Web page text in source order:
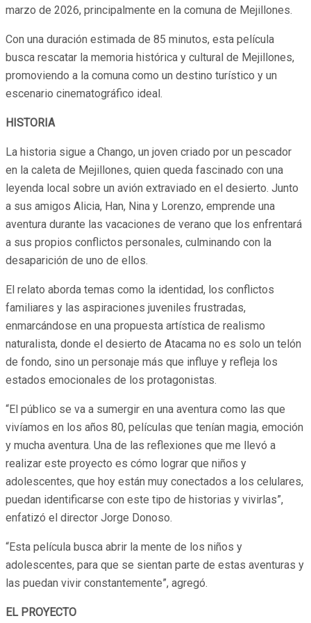
marzo de 2026, principalmente en la comuna de Mejillones.
Con una duración estimada de 85 minutos, esta película
busca rescatar la memoria histórica y cultural de Mejillones,
promoviendo a la comuna como un destino turístico y un
escenario cinematográfico ideal.
HISTORIA
La historia sigue a Chango, un joven criado por un pescador
en la caleta de Mejillones, quien queda fascinado con una
leyenda local sobre un avión extraviado en el desierto. Junto
a sus amigos Alicia, Han, Nina y Lorenzo, emprende una
aventura durante las vacaciones de verano que los enfrentará
a sus propios conflictos personales, culminando con la
desaparición de uno de ellos.
El relato aborda temas como la identidad, los conflictos
familiares y las aspiraciones juveniles frustradas,
enmarcándose en una propuesta artística de realismo
naturalista, donde el desierto de Atacama no es solo un telón
de fondo, sino un personaje más que influye y refleja los
estados emocionales de los protagonistas.
“El público se va a sumergir en una aventura como las que
vivíamos en los años 80, películas que tenían magia, emoción
y mucha aventura. Una de las reflexiones que me llevó a
realizar este proyecto es cómo lograr que niños y
adolescentes, que hoy están muy conectados a los celulares,
puedan identificarse con este tipo de historias y vivirlas”,
enfatizó el director Jorge Donoso.
“Esta película busca abrir la mente de los niños y
adolescentes, para que se sientan parte de estas aventuras y
las puedan vivir constantemente”, agregó.
EL PROYECTO